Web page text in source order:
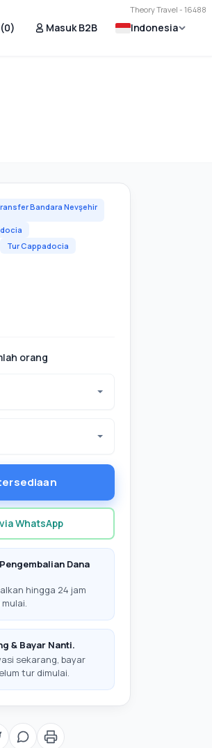
Theory Travel - 16488
0) Masuk B2B Indonesia
Bandara Nevşehir
Tur Cappadocia
orang
WhatsApp
Dana
hingga 24 jam
& Bayar Nanti.
sekarang, bayar
tur dimulai.